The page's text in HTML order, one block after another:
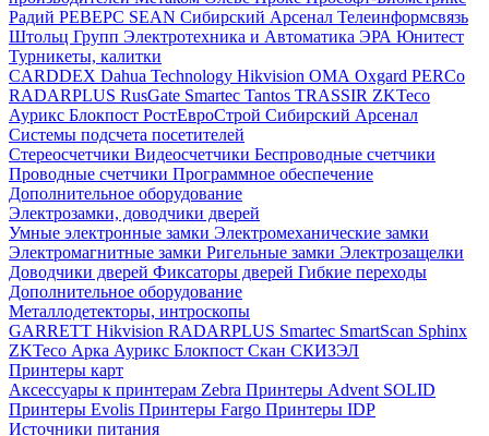
Радий РЕВЕРС SEAN Сибирский Арсенал Телеинформсвязь
Штольц Групп Электротехника и Автоматика ЭРА Юнитест
Турникеты, калитки
CARDDEX Dahua Technology Hikvision ОМА Oxgard PERCo
RADARPLUS RusGate Smartec Tantos TRASSIR ZKTeco
Аурикс Блокпост РостЕвроСтрой Сибирский Арсенал
Системы подсчета посетителей
Стереосчетчики Видеосчетчики Беспроводные счетчики
Проводные счетчики Программное обеспечение
Дополнительное оборудование
Электрозамки, доводчики дверей
Умные электронные замки Электромеханические замки
Электромагнитные замки Ригельные замки Электрозащелки
Доводчики дверей Фиксаторы дверей Гибкие переходы
Дополнительное оборудование
Металлодетекторы, интроскопы
GARRETT Hikvision RADARPLUS Smartec SmartScan Sphinx
ZKTeco Арка Аурикс Блокпост Скан СКИЗЭЛ
Принтеры карт
Аксессуары к принтерам Zebra Принтеры Advent SOLID
Принтеры Evolis Принтеры Fargo Принтеры IDP
Источники питания